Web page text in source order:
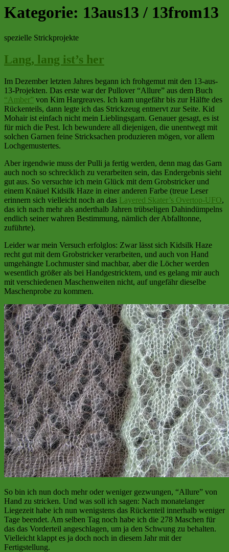
Kategorie: 13aus13 / 13from13
spezielle Strickprojekte
Lang, lang ist’s her
Im Dezember letzten Jahres begann ich frohgemut mit den 13-aus-
13-Projekten. Das erste war der Pullover “Allure” aus dem Buch
“Amber” von Kim Hargreaves. Ich kam ungefähr bis zur Hälfte des
Rückenteils, dann legte ich das Strickzeug entnervt zur Seite. Kid
Mohair ist einfach nicht mein Lieblingsgarn. Genauer gesagt, es ist
für mich die Pest. Ich bewundere all diejenigen, die unentwegt mit
solchen Garnen feine Stricksachen produzieren mögen, vor allem
Lochgemustertes.
Aber irgendwie muss der Pulli ja fertig werden, denn mag das Garn
auch noch so schrecklich zu verarbeiten sein, das Endergebnis sieht
gut aus. So versuchte ich mein Glück mit dem Grobstricker und
einem Knäuel Kidsilk Haze in einer anderen Farbe (treue Leser
erinnern sich vielleicht noch an das Layered Skater’s Overtop-UFO,
das ich nach mehr als anderthalb Jahren trübseligen Dahindümpelns
endlich seiner wahren Bestimmung, nämlich der Abfalltonne,
zuführte).
Leider war mein Versuch erfolglos: Zwar lässt sich Kidsilk Haze
recht gut mit dem Grobstricker verarbeiten, und auch von Hand
umgehängte Lochmuster sind machbar, aber die Löcher werden
wesentlich größer als bei Handgestricktem, und es gelang mir auch
mit verschiedenen Maschenweiten nicht, auf ungefähr dieselbe
Maschenprobe zu kommen.
So bin ich nun doch mehr oder weniger gezwungen, “Allure” von
Hand zu stricken. Und was soll ich sagen: Nach monatelanger
Liegezeit habe ich nun wenigstens das Rückenteil innerhalb weniger
Tage beendet. Am selben Tag noch habe ich die 278 Maschen für
das das Vorderteil angeschlagen, um ja den Schwung zu behalten.
Vielleicht klappt es ja doch noch in diesem Jahr mit der
Fertigstellung.